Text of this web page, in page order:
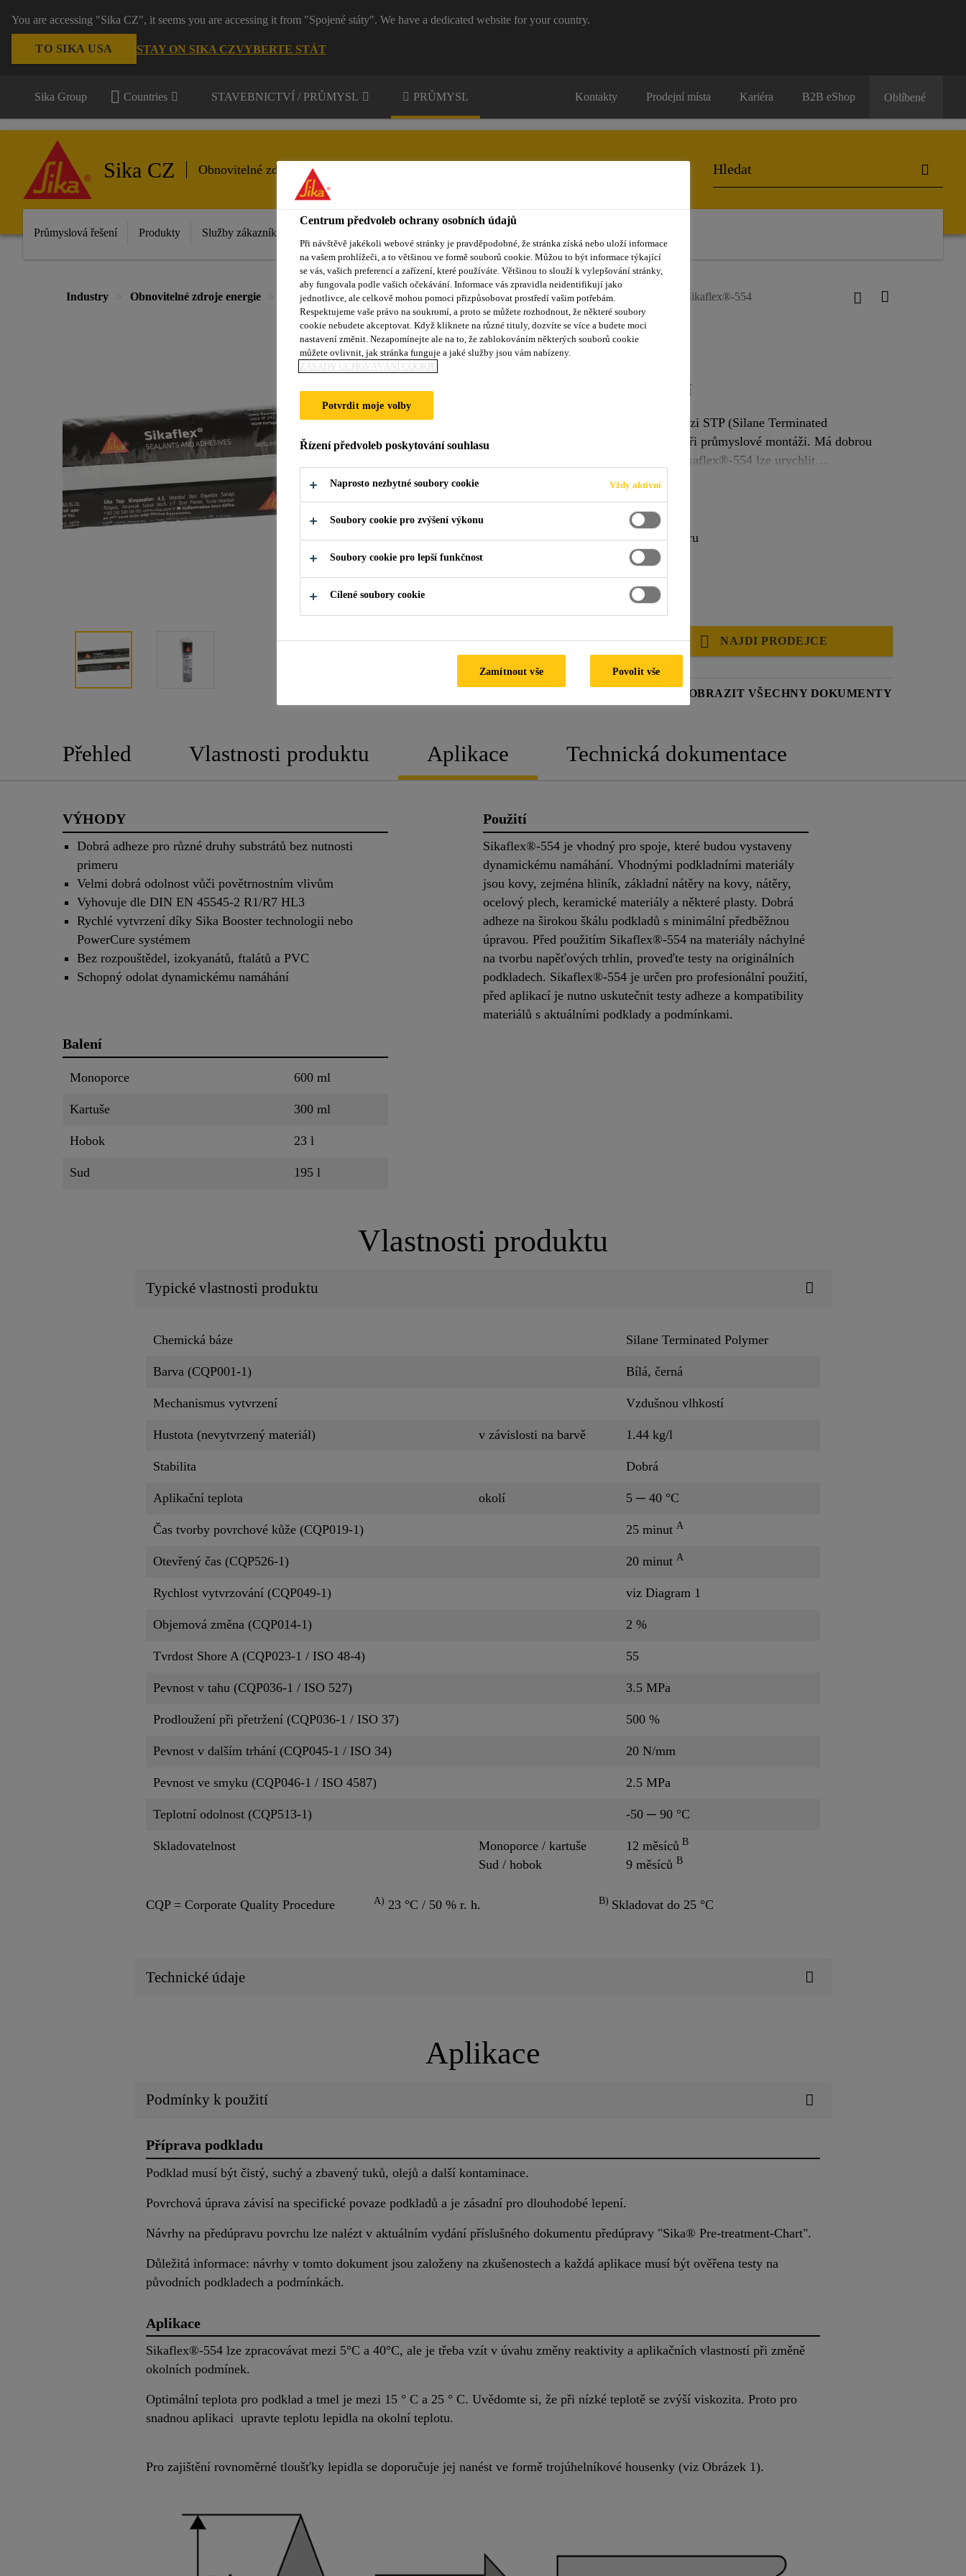
You are accessing "Sika CZ", it seems you are accessing it from "Spojené státy". We have a dedicated website for your country.
TO SIKA USA STAY ON SIKA CZVYBERTE STÁT
Sika Group Countries STAVEBNICTVÍ / PRŮMYSL PRŮMYSL Kontakty Prodejní místa Kariéra B2B eShop Oblíbené
Sika CZ Obnovitelné zdroje energie
Průmyslová řešení Produkty Služby zákazníkům
Industry Obnovitelné zdroje energie Větrná energie Výroba lopatek Tmely odolné proti povětrnostním vlivům Sikaflex®-554
Sikaflex®-554
Montážní lepidlo na bázi STP s možností urychlení
Sikaflex®-554 je elastický, 1-komponentní lepící systém na bázi STP (Silane Terminated
Polymer) vytvořený speciálně pro lepení velkých komponent při průmyslové montáži. Má dobrou
Čtěte více
Dobrá adheze pro různé druhy substrátů bez nutnosti primeru
Velmi dobrá odolnost vůči povětrnostním vlivům
NAJDI PRODEJCE
ZOBRAZIT VŠECHNY DOKUMENTY
Přehled Vlastnosti produktu Aplikace Technická dokumentace
VÝHODY
Dobrá adheze pro různé druhy substrátů bez nutnosti
primeru
Velmi dobrá odolnost vůči povětrnostním vlivům
Vyhovuje dle DIN EN 45545-2 R1/R7 HL3
Rychlé vytvrzení díky Sika Booster technologii nebo
PowerCure systémem
Bez rozpouštědel, izokyanátů, ftalátů a PVC
Schopný odolat dynamickému namáhání
Použití
Sikaflex®-554 je vhodný pro spoje, které budou vystaveny
dynamickému namáhání. Vhodnými podkladními materiály
jsou kovy, zejména hliník, základní nátěry na kovy, nátěry,
ocelový plech, keramické materiály a některé plasty. Dobrá
adheze na širokou škálu podkladů s minimální předběžnou
úpravou. Před použitím Sikaflex®-554 na materiály náchylné
na tvorbu napěťových trhlin, proveďte testy na originálních
podkladech. Sikaflex®-554 je určen pro profesionální použití,
před aplikací je nutno uskutečnit testy adheze a kompatibility
materiálů s aktuálními podklady a podmínkami.
Balení
Monoporce 600 ml
Kartuše 300 ml
Hobok 23 l
Sud 195 l
Vlastnosti produktu
Typické vlastnosti produktu
Chemická báze Silane Terminated Polymer
Barva (CQP001-1) Bílá, černá
Mechanismus vytvrzení Vzdušnou vlhkostí
Hustota (nevytvrzený materiál) v závislosti na barvě 1.44 kg/l
Stabilita Dobrá
Aplikační teplota okolí 5 ─ 40 °C
Čas tvorby povrchové kůže (CQP019-1) 25 minut A
Otevřený čas (CQP526-1) 20 minut A
Rychlost vytvrzování (CQP049-1) viz Diagram 1
Objemová změna (CQP014-1) 2 %
Tvrdost Shore A (CQP023-1 / ISO 48-4) 55
Pevnost v tahu (CQP036-1 / ISO 527) 3.5 MPa
Prodloužení při přetržení (CQP036-1 / ISO 37) 500 %
Pevnost v dalším trhání (CQP045-1 / ISO 34) 20 N/mm
Pevnost ve smyku (CQP046-1 / ISO 4587) 2.5 MPa
Teplotní odolnost (CQP513-1) -50 ─ 90 °C
Skladovatelnost
Monoporce / kartuše
Sud / hobok
12 měsíců B
9 měsíců B
CQP = Corporate Quality Procedure A) 23 °C / 50 % r. h. B) Skladovat do 25 °C
Technické údaje
Aplikace
Podmínky k použití
Příprava podkladu
Podklad musí být čistý, suchý a zbavený tuků, olejů a další kontaminace.
Povrchová úprava závisí na specifické povaze podkladů a je zásadní pro dlouhodobé lepení.
Návrhy na předúpravu povrchu lze nalézt v aktuálním vydání příslušného dokumentu předúpravy "Sika® Pre-treatment-Chart".
Důležitá informace: návrhy v tomto dokument jsou založeny na zkušenostech a každá aplikace musí být ověřena testy na
původních podkladech a podmínkách.
Aplikace
Sikaflex®-554 lze zpracovávat mezi 5°C a 40°C, ale je třeba vzít v úvahu změny reaktivity a aplikačních vlastností při změně
okolních podmínek.
Optimální teplota pro podklad a tmel je mezi 15 ° C a 25 ° C. Uvědomte si, že při nízké teplotě se zvýší viskozita. Proto pro
snadnou aplikaci upravte teplotu lepidla na okolní teplotu.
Pro zajištění rovnoměrné tloušťky lepidla se doporučuje jej nanést ve formě trojúhelníkové housenky (viz Obrázek 1).
Centrum předvoleb ochrany osobních údajů
Při návštěvě jakékoli webové stránky je pravděpodobné, že stránka získá nebo uloží informace
na vašem prohlížeči, a to většinou ve formě souborů cookie. Můžou to být informace týkající
se vás, vašich preferencí a zařízení, které používáte. Většinou to slouží k vylepšování stránky,
aby fungovala podle vašich očekávání. Informace vás zpravidla neidentifikují jako
jednotlivce, ale celkově mohou pomoci přizpůsobovat prostředí vašim potřebám.
Respektujeme vaše právo na soukromí, a proto se můžete rozhodnout, že některé soubory
cookie nebudete akceptovat. Když kliknete na různé tituly, dozvíte se více a budete moci
nastavení změnit. Nezapomínejte ale na to, že zablokováním některých souborů cookie
můžete ovlivnit, jak stránka funguje a jaké služby jsou vám nabízeny.
ZÁSADY UCHOVÁVÁNÍ COOKIE
Potvrdit moje volby
Řízení předvoleb poskytování souhlasu
Naprosto nezbytné soubory cookie Vždy aktivní
Soubory cookie pro zvýšení výkonu
Soubory cookie pro lepší funkčnost
Cílené soubory cookie
Zamítnout vše Povolit vše